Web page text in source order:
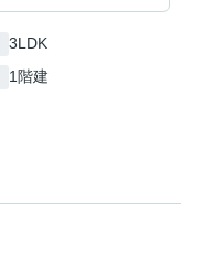
3LDK
1階建